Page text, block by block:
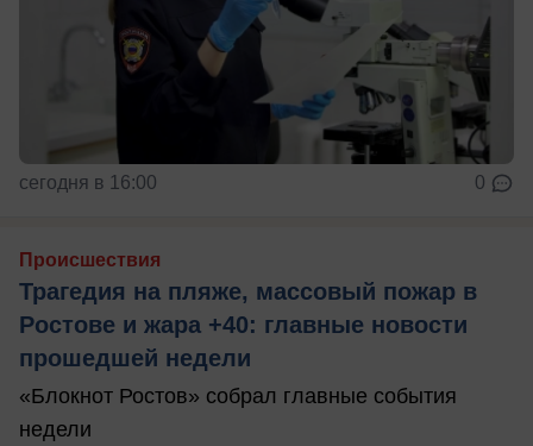
сегодня в 16:00 0
Происшествия
Трагедия на пляже, массовый пожар в
Ростове и жара +40: главные новости
прошедшей недели
«Блокнот Ростов» собрал главные события
недели